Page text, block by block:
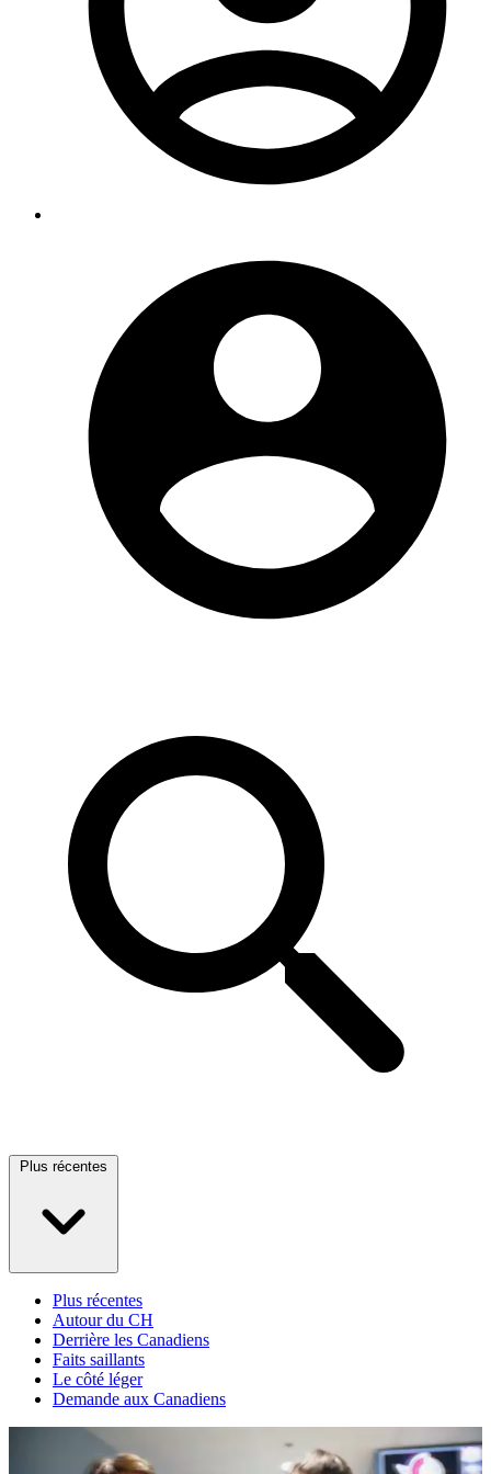
Plus récentes
Plus récentes
Autour du CH
Derrière les Canadiens
Faits saillants
Le côté léger
Demande aux Canadiens